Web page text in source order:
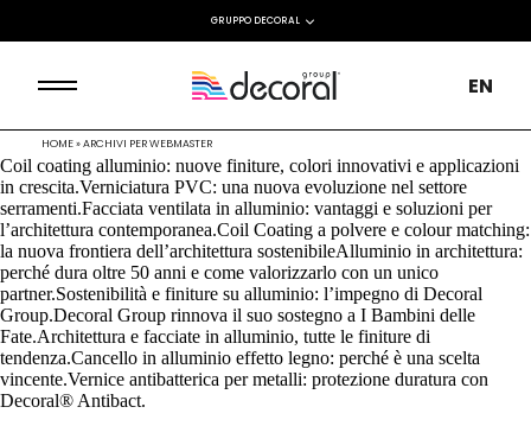
GRUPPO DECORAL
EN
HOME»ARCHIVI PER WEBMASTER
Coil coating alluminio: nuove finiture, colori innovativi e applicazioni
in crescita.Verniciatura PVC: una nuova evoluzione nel settore
serramenti.Facciata ventilata in alluminio: vantaggi e soluzioni per
l’architettura contemporanea.Coil Coating a polvere e colour matching:
la nuova frontiera dell’architettura sostenibileAlluminio in architettura:
perché dura oltre 50 anni e come valorizzarlo con un unico
partner.Sostenibilità e finiture su alluminio: l’impegno di Decoral
Group.Decoral Group rinnova il suo sostegno a I Bambini delle
Fate.Architettura e facciate in alluminio, tutte le finiture di
tendenza.Cancello in alluminio effetto legno: perché è una scelta
vincente.Vernice antibatterica per metalli: protezione duratura con
Decoral® Antibact.